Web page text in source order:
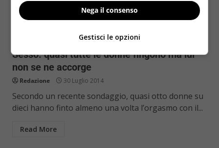
Sesso: quasi tutte le donne fingono ma lui
non se ne accorge
Redazione 30 Luglio 2014
Secondo un recente sondaggio, quasi otto donne su
dieci hanno finto almeno una volta l’orgasmo con il...
Read More
Nega il consenso
Gestisci le opzioni